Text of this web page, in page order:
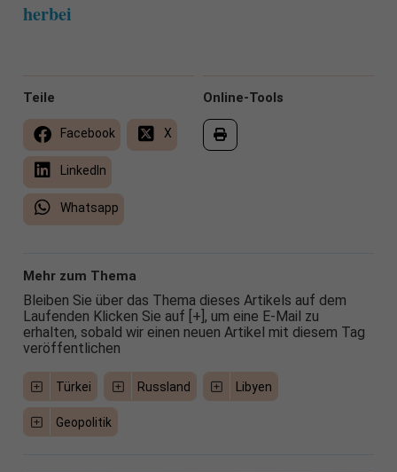
herbei
Online-Tools
Teile
Facebook X
LinkedIn
Whatsapp
Mehr zum Thema
Bleiben Sie über das Thema dieses Artikels auf dem
Laufenden Klicken Sie auf [+], um eine E-Mail zu
erhalten, sobald wir einen neuen Artikel mit diesem Tag
veröffentlichen
Türkei Russland Libyen
Geopolitik